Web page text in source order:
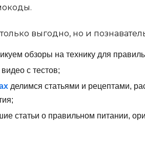
выгодно, но и
обзоры на технику для
с тестов;
делимся статьями и рецептами,
статьи о правильном питании,